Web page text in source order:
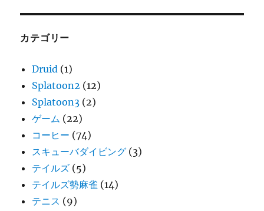
ブ
カテゴリー
Druid (1)
Splatoon2 (12)
Splatoon3 (2)
ゲーム (22)
コーヒー (74)
スキューバダイビング (3)
テイルズ (5)
テイルズ勢麻雀 (14)
テニス (9)